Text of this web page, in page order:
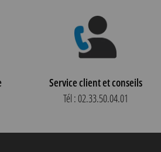
Service client et conseils
Tél : 02.33.50.04.01